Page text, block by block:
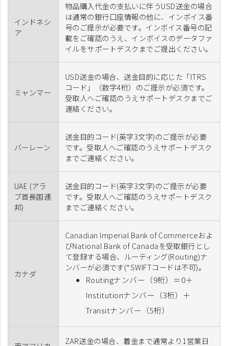
インドネシ
ア
物品購入代金の支払いに伴うUSD送金の場合
は通常の銀行口座情報の他に、インボイス番
号のご提示が必要です。インボイス番号の記
載をご確認のうえ、インボイスのデータファ
イルをサポートデスクまでご提出ください。
ミャンマー
USD送金の場合、送金目的に応じた「ITRS
コード」（数字4桁）のご提示が必須です。
受取人へご確認のうえサポートデスクまでご
連絡ください。
バーレーン
送金目的コード(英字3文字)のご提示が必要
です。受取人へご確認のうえサポートデスク
までご連絡ください。
UAE (アラ
ブ首長国連
邦)
送金目的コード(英字3文字)のご提示が必要
です。受取人へご確認のうえサポートデスク
までご連絡ください。
カナダ
Canadian Imperial Bank of Commerceおよ
びNational Bank of Canadaを受取銀行とし
て登録する場合、ルーティング(Routing)ナ
ンバーが必須です(*SWIFTコードは不可)。
Routingナンバー（9桁）＝0＋
Institutionナンバー（3桁）＋
Transitナンバー（5桁）
ZAR送金の場合、着金まで通常より1営業日